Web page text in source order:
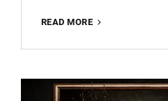
READ MORE
GOEDKOPE
HUREN